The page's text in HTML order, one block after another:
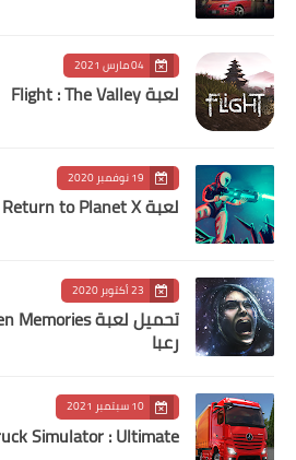
04 مارس 2021
لعبة Flight : The Valley
19 نوفمبر 2020
لعبة Return to Planet X
23 أكتوبر 2020
رعبا
10 سبتمبر 2021
Simulator : Ultimate